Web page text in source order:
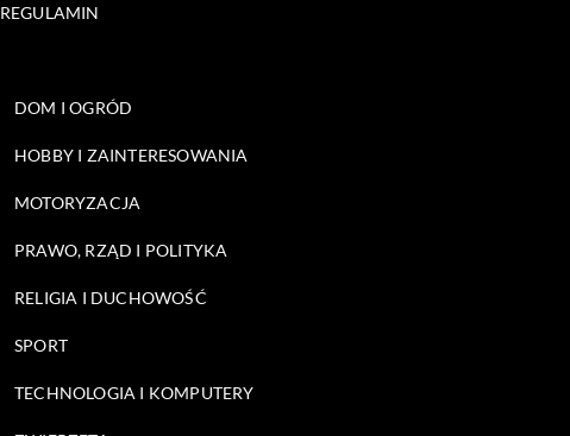
REGULAMIN
DOM I OGRÓD
HOBBY I ZAINTERESOWANIA
MOTORYZACJA
PRAWO, RZĄD I POLITYKA
RELIGIA I DUCHOWOŚĆ
SPORT
TECHNOLOGIA I KOMPUTERY